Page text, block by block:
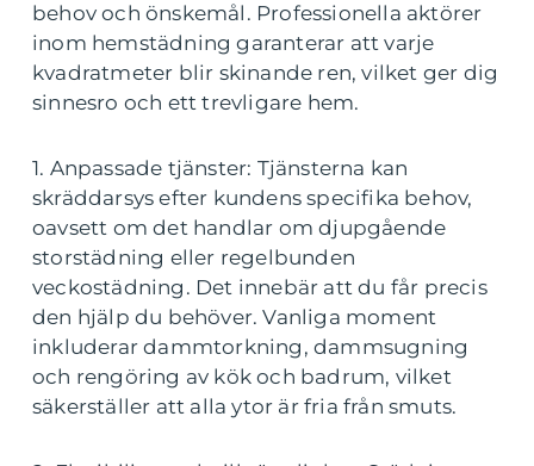
behov och önskemål. Professionella aktörer
inom hemstädning garanterar att varje
kvadratmeter blir skinande ren, vilket ger dig
sinnesro och ett trevligare hem.
1. Anpassade tjänster: Tjänsterna kan
skräddarsys efter kundens specifika behov,
oavsett om det handlar om djupgående
storstädning eller regelbunden
veckostädning. Det innebär att du får precis
den hjälp du behöver. Vanliga moment
inkluderar dammtorkning, dammsugning
och rengöring av kök och badrum, vilket
säkerställer att alla ytor är fria från smuts.